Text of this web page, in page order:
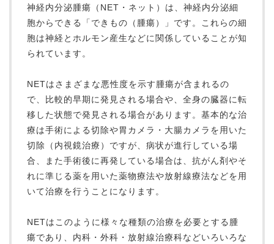
神経内分泌腫瘍（NET・ネット）は、神経内分泌細
胞からできる「できもの（腫瘍）」です。これらの細
胞は神経とホルモン産生などに関係していることが知
られています。
NETはさまざまな悪性度を示す腫瘍が含まれるの
で、比較的早期に発見される場合や、全身の臓器に転
移した状態で発見される場合があります。基本的な治
療は手術による切除や胃カメラ・大腸カメラを用いた
切除（内視鏡治療）ですが、病状が進行している場
合、また手術後に再発している場合は、抗がん剤やそ
れに準じる薬を用いた薬物療法や放射線療法などを用
いて治療を行うことになります。
NETはこのように様々な種類の治療を必要とする腫
瘍であり、内科・外科・放射線治療科などいろいろな